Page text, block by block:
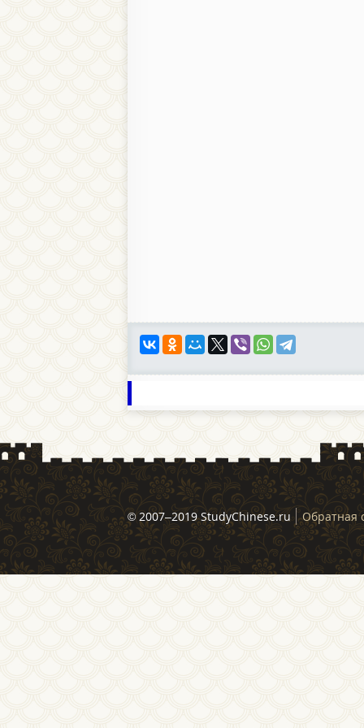
© 2007–2019 StudyChinese.ru Обратная